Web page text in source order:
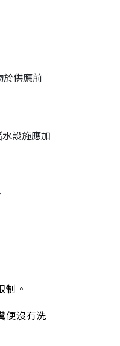
於供應前
設施應加
制。
便沒有洗